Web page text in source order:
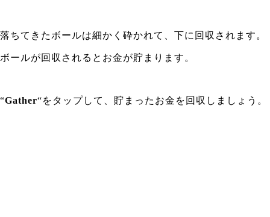
落ちてきたボールは細かく砕かれて、下に回収されます。
ボールが回収されるとお金が貯まります。
“Gather“をタップして、貯まったお金を回収しましょう。